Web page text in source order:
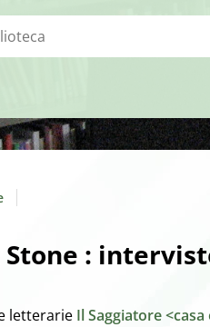
Stone :
letterarie Il Saggiatore